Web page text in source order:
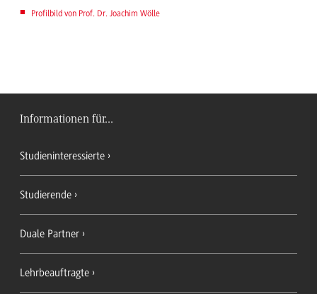
Profilbild von Prof. Dr. Joachim Wölle
Informationen für...
Studieninteressierte
Studierende
Duale Partner
Lehrbeauftragte